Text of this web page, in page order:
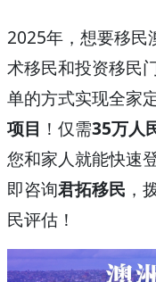
2025年，想要移民
术移民和投资移民
单的方式实现全家
项目 ！仅需35万人
您和家人就能快速
即咨询君拓移民 ，
民评估！